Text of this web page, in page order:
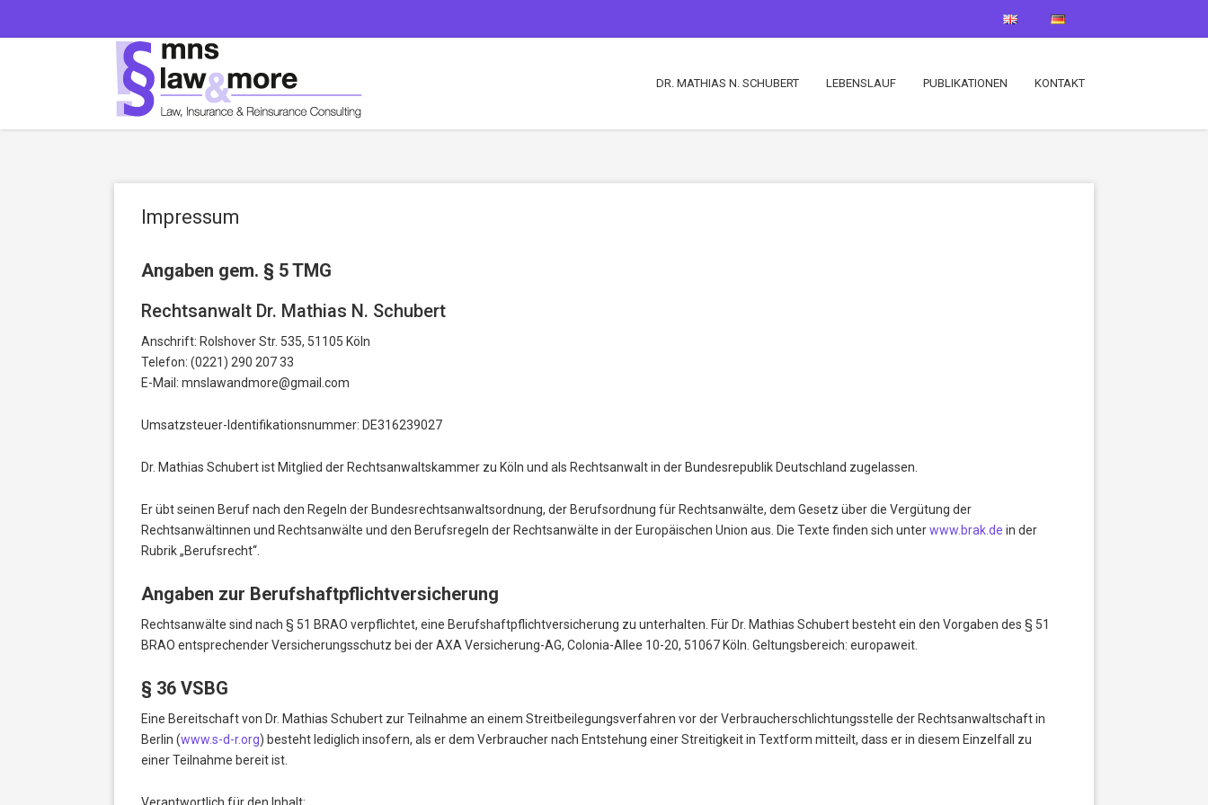
DR. MATHIAS N. SCHUBERT LEBENSLAUF PUBLIKATIONEN KONTAKT
Impressum
Angaben gem. § 5 TMG
Rechtsanwalt Dr. Mathias N. Schubert
Anschrift: Rolshover Str. 535, 51105 Köln
Telefon: (0221) 290 207 33
E-Mail: mnslawandmore@gmail.com
Umsatzsteuer-Identifikationsnummer: DE316239027
Dr. Mathias Schubert ist Mitglied der Rechtsanwaltskammer zu Köln und als Rechtsanwalt in der Bundesrepublik Deutschland zugelassen.
Er übt seinen Beruf nach den Regeln der Bundesrechtsanwaltsordnung, der Berufsordnung für Rechtsanwälte, dem Gesetz über die Vergütung der
Rechtsanwältinnen und Rechtsanwälte und den Berufsregeln der Rechtsanwälte in der Europäischen Union aus. Die Texte finden sich unterwww.brak.de in der
Rubrik „Berufsrecht“.
Angaben zur Berufshaftpflichtversicherung
Rechtsanwälte sind nach § 51 BRAO verpflichtet, eine Berufshaftpflichtversicherung zu unterhalten. Für Dr. Mathias Schubert besteht ein den Vorgaben des § 51
BRAO entsprechender Versicherungsschutz bei der AXA Versicherung-AG, Colonia-Allee 10-20, 51067 Köln. Geltungsbereich: europaweit.
§ 36 VSBG
Eine Bereitschaft von Dr. Mathias Schubert zur Teilnahme an einem Streitbeilegungsverfahren vor der Verbraucherschlichtungsstelle der Rechtsanwaltschaft in
Berlin (www.s-d-r.org) besteht lediglich insofern, als er dem Verbraucher nach Entstehung einer Streitigkeit in Textform mitteilt, dass er in diesem Einzelfall zu
einer Teilnahme bereit ist.